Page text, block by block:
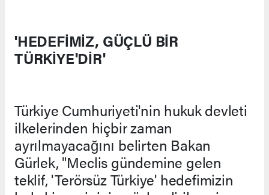
'HEDEFİMİZ, GÜÇLÜ BİR
TÜRKİYE'DİR'
Türkiye Cumhuriyeti'nin hukuk devleti
ilkelerinden hiçbir zaman
ayrılmayacağını belirten Bakan
Gürlek, "Meclis gündemine gelen
teklif, 'Terörsüz Türkiye' hedefimizin